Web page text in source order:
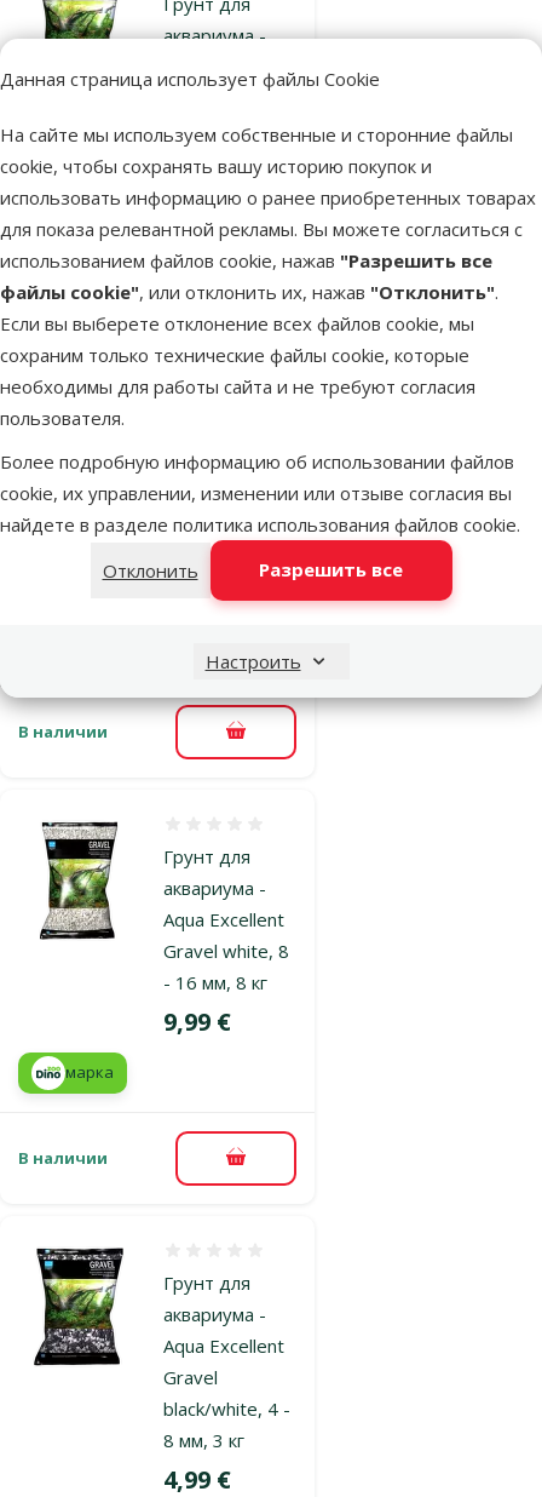
Данная страница использует файлы Cookie
На сайте мы используем собственные и сторонние файлы
cookie, чтобы сохранять вашу историю покупок и
использовать информацию о ранее приобретенных товарах
для показа релевантной рекламы. Вы можете согласиться с
использованием файлов cookie, нажав "Разрешить все
файлы cookie", или отклонить их, нажав "Отклонить".
Если вы выберете отклонение всех файлов cookie, мы
сохраним только технические файлы cookie, которые
необходимы для работы сайта и не требуют согласия
пользователя.
Более подробную информацию об использовании файлов
cookie, их управлении, изменении или отзыве согласия вы
найдете в разделе политика использования файлов cookie.
Отклонить
Разрешить все
Настроить
аквариума -
Gravel white, 8
- 16 мм, 3 кг
Цена
4,99 €
В наличии В корзину
аквариума -
Aqua Excellent
Gravel white, 2
- 4 мм, 8 кг
Цена
9,99 €
В наличии В корзину
Грунт для
аквариума -
Aqua Excellent
Gravel white, 8
- 16 мм, 8 кг
Цена
9,99 €
марка
В наличии В корзину
Грунт для
аквариума -
Aqua Excellent
Gravel
black/white, 4 -
8 мм, 3 кг
Цена
4,99 €